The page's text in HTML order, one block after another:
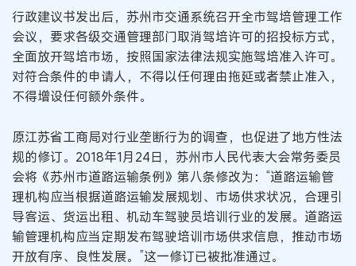
行政建议书发出后，苏州市交通系统召开全市驾培管理工作
会议，要求各级交通管理部门取消驾培许可的招投标方式，
全面放开驾培市场，按照国家法律法规实施驾培准入许可。
对符合条件的申请人，不得以任何理由拖延或者禁止准入，
不得增设任何额外条件。
原江苏省工商局对行业垄断行为的调查，也促进了地方性法
规的修订。2018年1月24日，苏州市人民代表大会常务委员
会将《苏州市道路运输条例》第八条修改为：“道路运输管
理机构应当根据道路运输发展规划、市场供求状况，合理引
导客运、货运出租、机动车驾驶员培训行业的发展。道路运
输管理机构应当定期发布驾驶培训市场供求信息，推动市场
开放有序、良性发展。”这一修订已被批准通过。